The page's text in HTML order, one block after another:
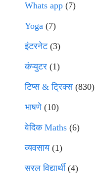
Whats app (7)
Yoga (7)
इंटरनेट(3)
कंप्युटर (1)
टिप्स & ट्रिक्स(830)
भाषणे(10)
वेदिक Maths (6)
व्यवसाय(1)
सरल विद्यार्थी(4)